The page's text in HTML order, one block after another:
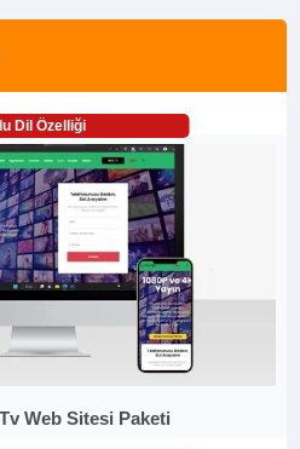
Dil Özelliği
Web Sitesi Paketi